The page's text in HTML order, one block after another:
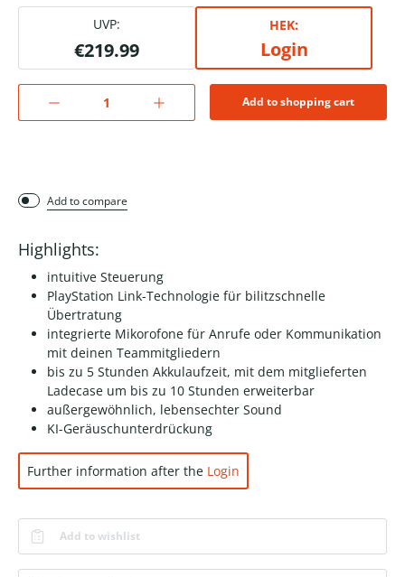
UVP:
€219.99
HEK:
Login
Add to shopping cart
Add to compare
Highlights:
intuitive Steuerung
PlayStation Link-Technologie für bilitzschnelle
Übertratung
integrierte Mikorofone für Anrufe oder Kommunikation
mit deinen Teammitgliedern
bis zu 5 Stunden Akkulaufzeit, mit dem mitglieferten
Ladecase um bis zu 10 Stunden erweiterbar
außergewöhnlich, lebensechter Sound
KI-Geräuschunterdrückung
Further information after the Login
Add to wishlist